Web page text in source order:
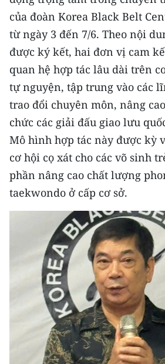
CHƯƠNG TRÌNH OCOP - MỖI XÃ
MỘT SẢN PHẨM
RADIO
MEDIA CENTER
E-Magazine
Video
Media Chính trị
Media Kinh tế
Media Văn hóa
Media Xã hội
Media Pháp luật
Media Du lịch
Media Thế giới
Media Thể thao
của đoàn Korea Black Belt
từ ngày 3 đến 7/6. Theo nội
được ký kết, hai đơn vị cam
quan hệ hợp tác lâu dài trên
tự nguyện, tập trung vào các
trao đổi chuyên môn, nâng
chức các giải đấu giao lưu
Mô hình hợp tác này được kỳ
cơ hội cọ xát cho các võ sinh
phần nâng cao chất lượng
taekwondo ở cấp cơ sở.